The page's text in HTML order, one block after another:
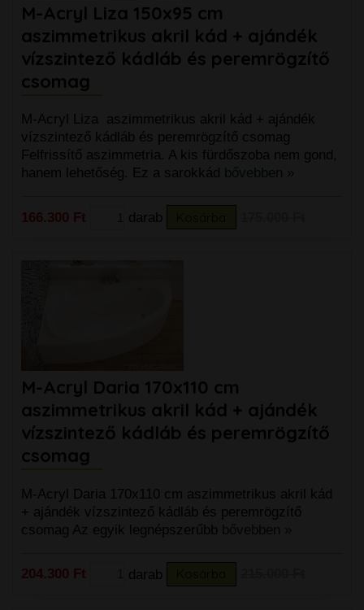
M-Acryl Liza 150x95 cm
aszimmetrikus akril kád + ajándék
vízszintező kádláb és peremrögzítő
csomag
M-Acryl Liza aszimmetrikus akril kád + ajándék
vízszintező kádláb és peremrögzítő csomag
Felfrissítő aszimmetria. A kis fürdőszoba nem gond,
hanem lehetőség. Ez a sarokkád
bővebben »
166.300 Ft darab
M-Acryl Daria 170x110 cm
aszimmetrikus akril kád + ajándék
vízszintező kádláb és peremrögzítő
csomag
M-Acryl Daria 170x110 cm aszimmetrikus akril kád
+ ajándék vízszintező kádláb és peremrögzítő
csomag Az egyik legnépszerűbb bővebben »
204.300 Ft darab